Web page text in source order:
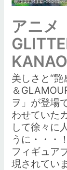
アニメ
美しさと“
＆
ヲ」が登場
わせていた
して徐々に
うに・・・
フィギュア
現されてい